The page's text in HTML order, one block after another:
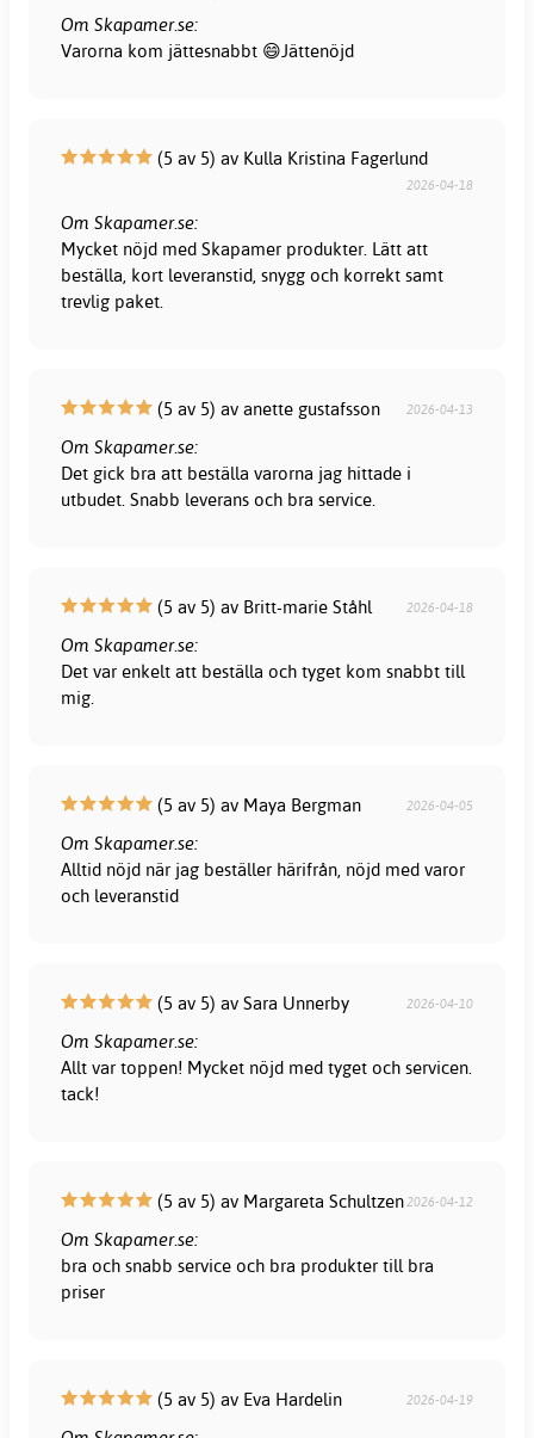
Om Skapamer.se:
Varorna kom jättesnabbt 😄Jättenöjd
(5 av 5) av Kulla Kristina Fagerlund
2026-04-18
Om Skapamer.se:
Mycket nöjd med Skapamer produkter. Lätt att
beställa, kort leveranstid, snygg och korrekt samt
trevlig paket.
(5 av 5) av anette gustafsson 2026-04-13
Om Skapamer.se:
Det gick bra att beställa varorna jag hittade i
utbudet. Snabb leverans och bra service.
(5 av 5) av Britt-marie Ståhl 2026-04-18
Om Skapamer.se:
Det var enkelt att beställa och tyget kom snabbt till
mig.
(5 av 5) av Maya Bergman 2026-04-05
Om Skapamer.se:
Alltid nöjd när jag beställer härifrån, nöjd med varor
och leveranstid
(5 av 5) av Sara Unnerby 2026-04-10
Om Skapamer.se:
Allt var toppen! Mycket nöjd med tyget och servicen.
tack!
(5 av 5) av Margareta Schultzen2026-04-12
Om Skapamer.se:
bra och snabb service och bra produkter till bra
priser
(5 av 5) av Eva Hardelin 2026-04-19